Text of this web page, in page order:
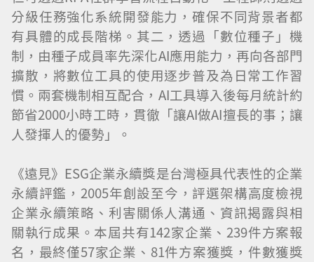
分級任務強化系統開發能力，確保不同背景者都
有具體的成長階梯。其二，透過「數位種子」機
制，由種子成員率先深化AI應用能力，再向各部門
擴散，將數位工具的使用逐步普及為日常工作習
慣。兩套機制相互配合，AI工具導入後每月統計約
節省2000小時工時，貫徹「讓AI做AI擅長的事；讓
人發揮人的優勢」。
《遠見》ESG企業永續獎是台灣極具代表性的企業
永續評鑑，2005年創設至今，評選架構高度檢視
企業永續策略、利害關係人溝通、資訊揭露與相
關執行成果。本屆共有142家企業、239件方案報
名，最終僅57家企業、81件方案獲獎，件數獲獎